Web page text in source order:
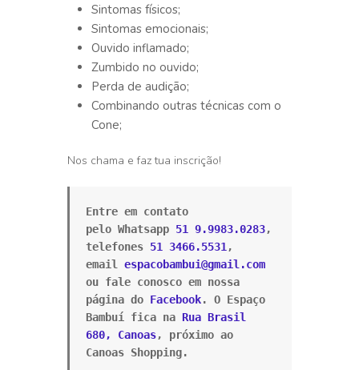
Sintomas físicos;
Sintomas emocionais;
Ouvido inflamado;
Zumbido no ouvido;
Perda de audição;
Combinando outras técnicas com o
Cone;
Nos chama e faz tua inscrição!
Entre em contato
pelo Whatsapp 51 9.9983.0283,
telefones 51 3466.5531 ,
email espacobambui@gmail.com
ou fale conosco em nossa
página do Facebook. O Espaço
Bambuí fica na Rua Brasil
680, Canoas, próximo ao
Canoas Shopping.